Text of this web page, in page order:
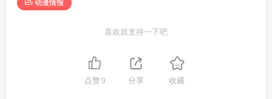
动漫情报
喜欢就支持一下吧
点赞9 分享 收藏